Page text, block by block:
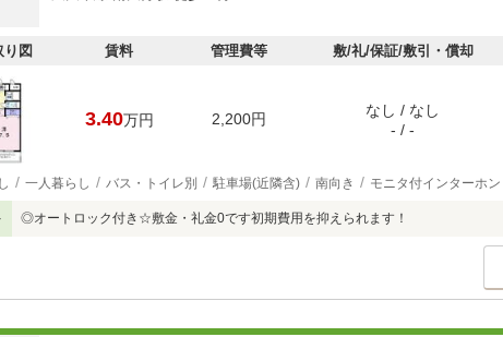
り図 賃料 管理費等 敷/礼/保証/敷引・償却
3.40万円 2,200円
なし / なし
- / -
一人暮らし バス・トイレ別 駐車場(近隣含) 南向き モニタ付インターホン
◎オートロック付き☆敷金・礼金0です初期費用を抑えられます！